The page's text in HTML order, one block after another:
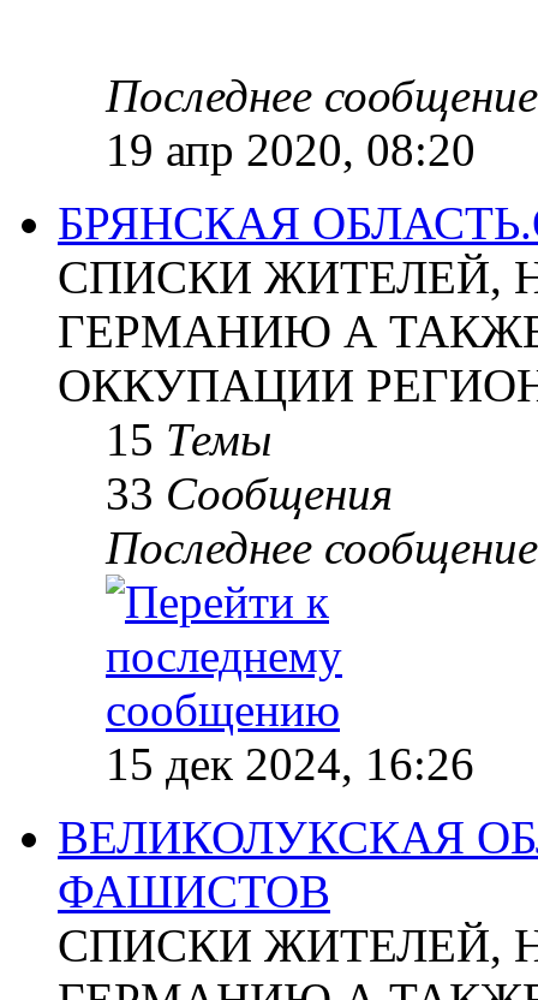
Последнее сообщение
19 апр 2020, 08:20
БРЯНСКАЯ
СПИСКИ ЖИТЕЛЕЙ,
ГЕРМАНИЮ А
ОККУПАЦИИ
15 Темы
33 Сообщения
Последнее сообщение
15 дек 2024, 16:26
ВЕЛИКОЛУКСКАЯ
ФАШИСТОВ
СПИСКИ ЖИТЕЛЕЙ,